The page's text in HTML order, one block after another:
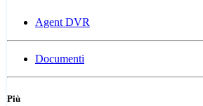
Agent DVR
Documenti
Più